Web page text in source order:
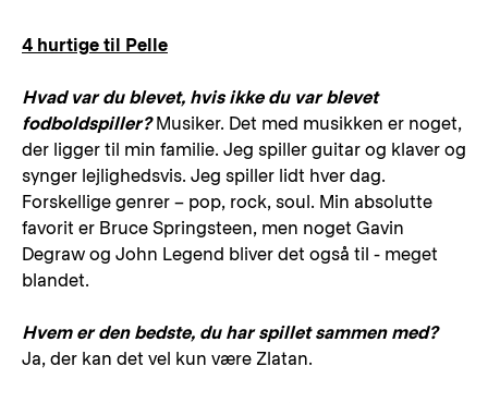
4 hurtige til Pelle
Hvad var du blevet, hvis ikke du var blevet
fodboldspiller?Musiker. Det med musikken er noget,
der ligger til min familie. Jeg spiller guitar og klaver og
synger lejlighedsvis. Jeg spiller lidt hver dag.
Forskellige genrer – pop, rock, soul. Min absolutte
favorit er Bruce Springsteen, men noget Gavin
Degraw og John Legend bliver det også til - meget
blandet.
Hvem er den bedste, du har spillet sammen med?
Ja, der kan det vel kun være Zlatan.